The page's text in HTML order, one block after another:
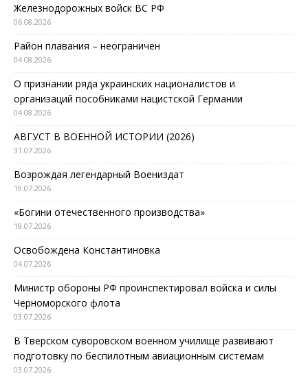
Железнодорожных войск ВС РФ
06.08.2026
Район плавания – неограничен
04.08.2026
О признании ряда украинских националистов и
организаций пособниками нацистской Германии
04.08.2026
АВГУСТ В ВОЕННОЙ ИСТОРИИ (2026)
31.07.2026
Возрождая легендарный Воениздат
19.07.2026
«Богини отечественного производства»
19.07.2026
Освобождена Константиновка
04.07.2026
Министр обороны РФ проинспектировал войска и силы
Черноморского флота
03.07.2026
В Тверском суворовском военном училище развивают
подготовку по беспилотным авиационным системам
03.07.2026